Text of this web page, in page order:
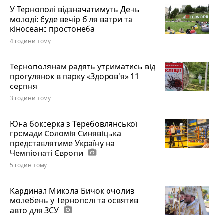
У Тернополі відзначатимуть День
молоді: буде вечір біля ватри та
кіносеанс простонеба
4 години тому
Тернополянам радять утриматись від
прогулянок в парку «Здоров'я» 11
серпня
3 години тому
Юна боксерка з Теребовлянської
громади Соломія Синявіцька
представлятиме Україну на
Чемпіонаті Європи photo_camera
5 годин тому
Кардинал Микола Бичок очолив
молебень у Тернополі та освятив
авто для ЗСУ photo_camera